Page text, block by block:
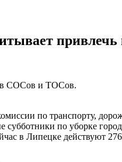
привлечь
СОСов и ТОСов.
по транспорту,
субботники по уборке
в Липецке действуют